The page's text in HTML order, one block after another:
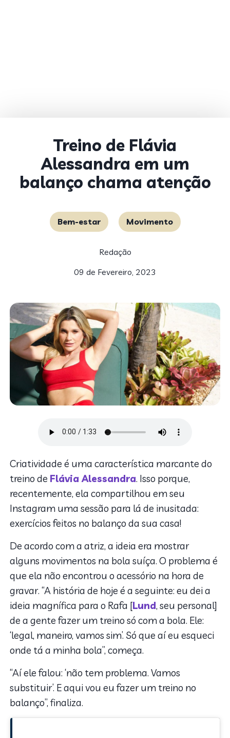
Treino de Flávia
Alessandra em um
balanço chama atenção
Bem-estar Movimento
Redação
09 de Fevereiro, 2023
Criatividade é uma característica marcante do
treino de Flávia Alessandra. Isso porque,
recentemente, ela compartilhou em seu
Instagram uma sessão para lá de inusitada:
exercícios feitos no balanço da sua casa!
De acordo com a atriz, a ideia era mostrar
alguns movimentos na bola suíça. O problema é
que ela não encontrou o acessório na hora de
gravar. “A história de hoje é a seguinte: eu dei a
ideia magnífica para o Rafa [Lund, seu personal]
de a gente fazer um treino só com a bola. Ele:
‘legal, maneiro, vamos sim’. Só que aí eu esqueci
onde tá a minha bola”, começa.
“Aí ele falou: ‘não tem problema. Vamos
substituir’. E aqui vou eu fazer um treino no
balanço”, finaliza.